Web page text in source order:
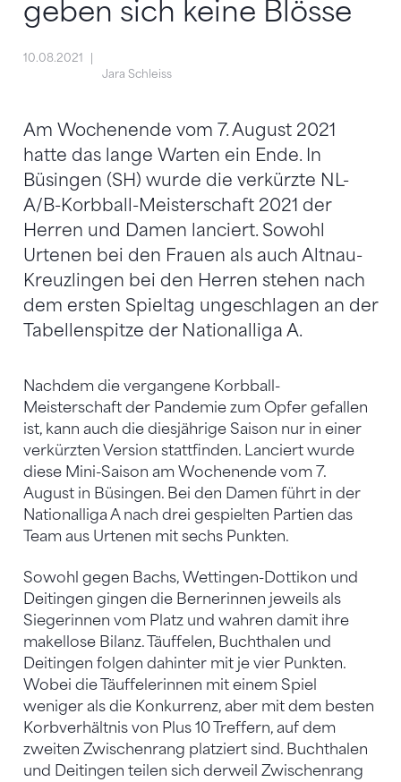
geben sich keine Blösse
10.08.2021
Jara Schleiss
Am Wochenende vom 7. August 2021
hatte das lange Warten ein Ende. In
Büsingen (SH) wurde die verkürzte NL-
A/B-Korbball-Meisterschaft 2021 der
Herren und Damen lanciert. Sowohl
Urtenen bei den Frauen als auch Altnau-
Kreuzlingen bei den Herren stehen nach
dem ersten Spieltag ungeschlagen an der
Tabellenspitze der Nationalliga A.
Nachdem die vergangene Korbball-
Meisterschaft der Pandemie zum Opfer gefallen
ist, kann auch die diesjährige Saison nur in einer
verkürzten Version stattfinden. Lanciert wurde
diese Mini-Saison am Wochenende vom 7.
August in Büsingen. Bei den Damen führt in der
Nationalliga A nach drei gespielten Partien das
Team aus Urtenen mit sechs Punkten.
Sowohl gegen Bachs, Wettingen-Dottikon und
Deitingen gingen die Bernerinnen jeweils als
Siegerinnen vom Platz und wahren damit ihre
makellose Bilanz. Täuffelen, Buchthalen und
Deitingen folgen dahinter mit je vier Punkten.
Wobei die Täuffelerinnen mit einem Spiel
weniger als die Konkurrenz, aber mit dem besten
Korbverhältnis von Plus 10 Treffern, auf dem
zweiten Zwischenrang platziert sind. Buchthalen
und Deitingen teilen sich derweil Zwischenrang